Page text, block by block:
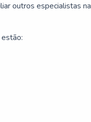
outros especialistas na